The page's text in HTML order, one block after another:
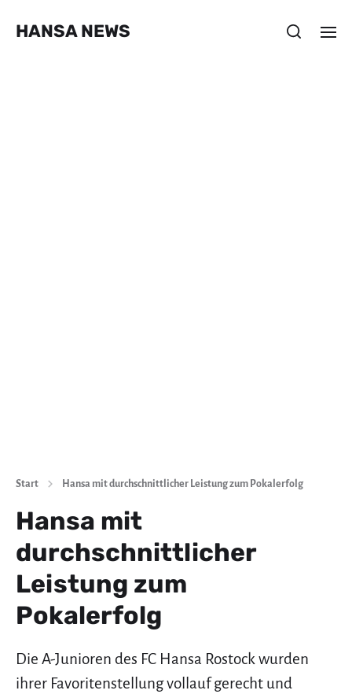
HANSA NEWS
Start Hansa mit durchschnittlicher Leistung zum Pokalerfolg
Hansa mit
durchschnittlicher
Leistung zum
Pokalerfolg
Die A-Junioren des FC Hansa Rostock wurden
ihrer Favoritenstellung vollauf gerecht und